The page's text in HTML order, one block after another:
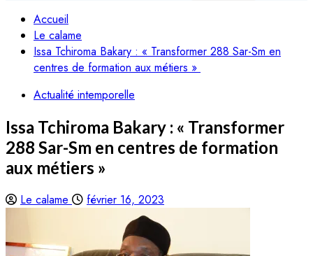
Accueil
Le calame
Issa Tchiroma Bakary : « Transformer 288 Sar-Sm en
centres de formation aux métiers »
Actualité intemporelle
Issa Tchiroma Bakary : « Transformer
288 Sar-Sm en centres de formation
aux métiers »
Le calame février 16, 2023